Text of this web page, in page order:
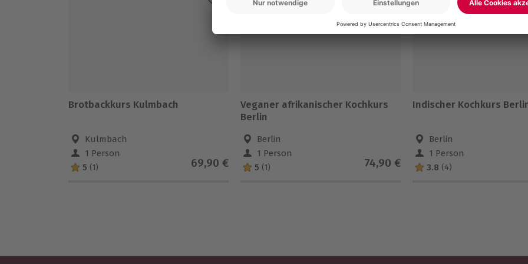
Brotbackkurs Kulmbach
Kulmbach
1 Person
5 (1) 69,90 €
Veganer afrikanischer Kochkurs
Berlin
Berlin
1 Person
5 (1) 74,90 €
Indischer Kochkurs
Berlin
1 Person
3.8 (4)